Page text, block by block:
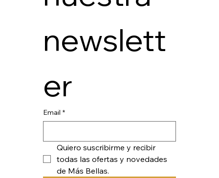
nuestra
er
Quiero suscribirme y recibir